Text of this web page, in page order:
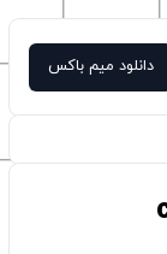
دانلود میم باکس